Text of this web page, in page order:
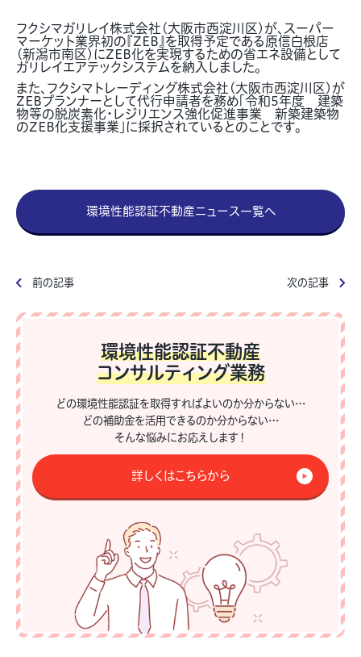
フクシマガリレイ株式会社(大阪市西淀川区)が、スーパー
マーケット業界初の『ZEB』を取得予定である原信白根店
(新潟市南区)にZEB化を実現するための省エネ設備として
ガリレイエアテックシステムを納入しました。
また、フクシマトレーディング株式会社(大阪市西淀川区)が
ZEBプランナーとして代行申請者を務め「令和5年度 建築
物等の脱炭素化・レジリエンス強化促進事業 新築建築物
のZEB化支援事業」に採択されているとのことです。
環境性能認証不動産ニュース一覧へ
前の記事 次の記事
環境性能認証不動産
コンサルティング業務
どの環境性能認証を取得すればよいのか分からない…
どの補助金を活用できるのか分からない…
そんな悩みにお応えします！
詳しくはこちらから